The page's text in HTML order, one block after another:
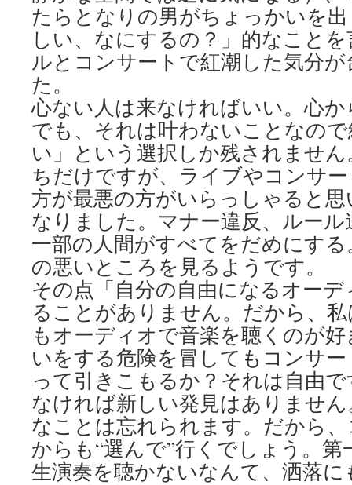
たらとなりの男がちょっかいを
しい、なにするの？」的なこと
ルとコンサートで紅潮した気分
た。
心ない人は来なければいい。心
でも、それは叶わないことなの
い」という選択しか残されませ
ちだけですが、ライブやコンサ
方が最悪の方がいらっしゃると
なりました。マナー違反、ルー
一部の人間がすべてをだめにす
の悪いところを見るようです。
その点「自分の自由になるオー
ることがありません。だから、
もオーディオで音楽を聴くのが
いをする危険を冒してもコンサ
って引きこもるか？それは自由
なければ新しい発見はありませ
なことは忘れられます。だから
からも“選んで”行くでしょう。
生演奏を聴かないなんて、洒落